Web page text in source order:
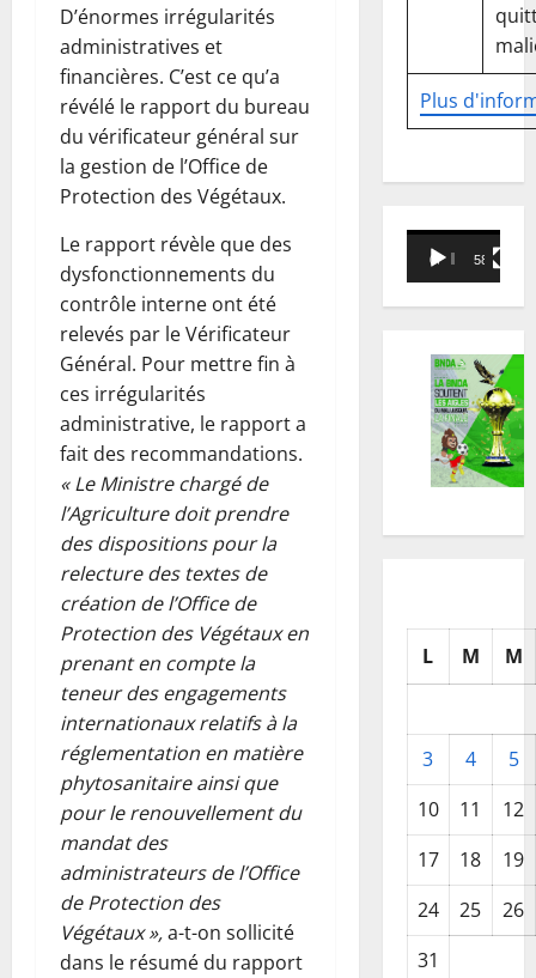
D’énormes irrégularités
administratives et
financières. C’est ce qu’a
révélé le rapport du bureau
du vérificateur général sur
la gestion de l’Office de
Protection des Végétaux.
Le rapport révèle que des
dysfonctionnements du
contrôle interne ont été
relevés par le Vérificateur
Général. Pour mettre fin à
ces irrégularités
administrative, le rapport a
fait des recommandations.
« Le Ministre chargé de
l’Agriculture doit prendre
des dispositions pour la
relecture des textes de
création de l’Office de
Protection des Végétaux en
prenant en compte la
teneur des engagements
internationaux relatifs à la
réglementation en matière
phytosanitaire ainsi que
pour le renouvellement du
mandat des
administrateurs de l’Office
de Protection des
Végétaux »,a-t-on sollicité
dans le résumé du rapport
Plus
Lecteur
vidéo
00:00 58:18
L M M
3 4
5
10
11
12
17
18
19
24
25
26
31